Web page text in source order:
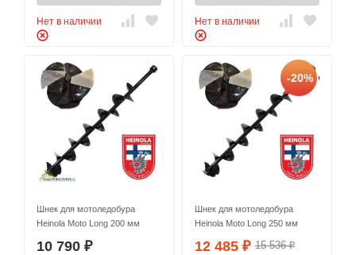
Нет в наличии Нет в наличии
Шнек для мотоледобура
Heinola Moto Long 200 мм
10 790 ₽
-20%
Шнек для мотоледобура
Heinola Moto Long 250 мм
12 485 ₽ 15 536₽